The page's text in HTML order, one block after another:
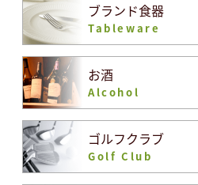
ブランド食器
Tableware
お酒
Alcohol
ゴルフクラブ
Golf Club